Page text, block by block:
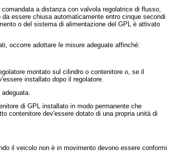
a distanza con valvola regolatrice di flusso,
essere chiusa automaticamente entro cinque secondi
o del sistema di alimentazione del GPL è attivato
occorre adottare le misure adeguate affinché:
montato sul cilindro o contenitore o, se il
installato dopo il regolatore.
di GPL installato in modo permanente che
contenitore dev'essere dotato di una propria unità di
il veicolo non è in movimento devono essere conformi